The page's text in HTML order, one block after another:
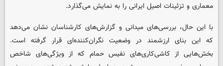
معماری و تزئینات اصیل ایرانی را به نمایش می‌گذارد.
با این حال، بررسی‌های میدانی و گزارش‌های کارشناسان نشان می‌دهد
که این بنای ارزشمند در وضعیت نگران‌کننده‌ای قرار گرفته است.
بخش‌هایی از کاشی‌کاری‌های نفیس حمام که از ویژگی‌های شاخص